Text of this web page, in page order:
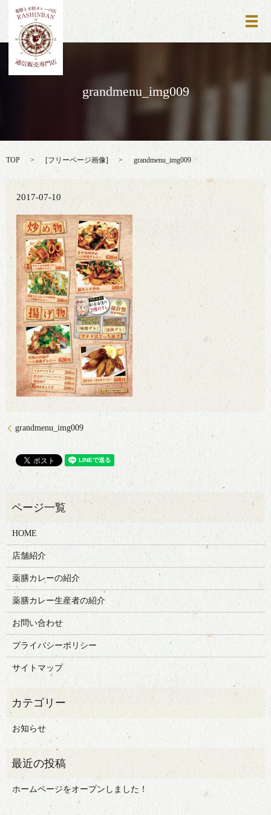
メ
grandmenu_img009
TOP [フリーページ画像] grandmenu_img009
2017-07-10
grandmenu_img009
HOME
店舗紹介
薬膳カレーの紹介
薬膳カレー生産者の紹介
お問い合わせ
プライバシーポリシー
サイトマップ
お知らせ
ホームページをオープンしました！